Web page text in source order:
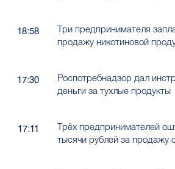
18:58
Три предпринимателя
продажу никотиновой
17:30
Роспотребнадзор дал
деньги за тухлые продукты
17:11
Трёх предпринимателей
тысячи рублей за продажу